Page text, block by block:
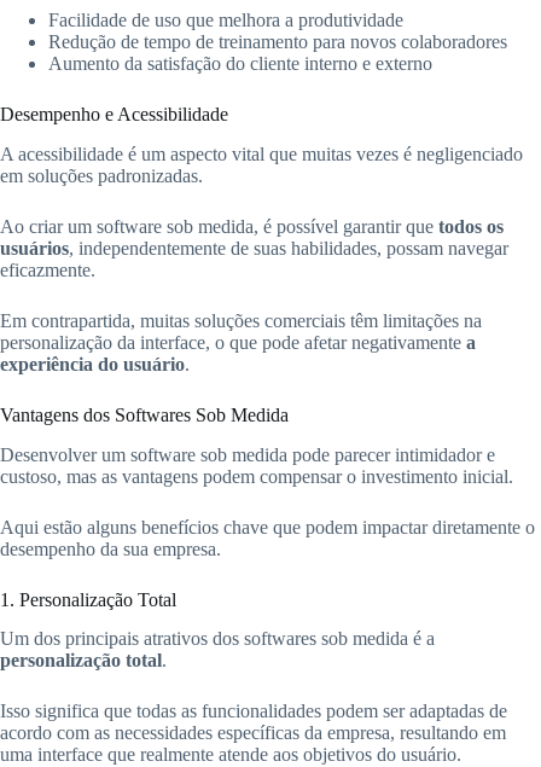
Facilidade de uso que melhora a produtividade
Redução de tempo de treinamento para novos colaboradores
Aumento da satisfação do cliente interno e externo
Desempenho e Acessibilidade
A acessibilidade é um aspecto vital que muitas vezes é negligenciado
em soluções padronizadas.
Ao criar um software sob medida, é possível garantir que todos os
usuários, independentemente de suas habilidades, possam navegar
eficazmente.
Em contrapartida, muitas soluções comerciais têm limitações na
personalização da interface, o que pode afetar negativamente a
experiência do usuário.
Vantagens dos Softwares Sob Medida
Desenvolver um software sob medida pode parecer intimidador e
custoso, mas as vantagens podem compensar o investimento inicial.
Aqui estão alguns benefícios chave que podem impactar diretamente o
desempenho da sua empresa.
1. Personalização Total
Um dos principais atrativos dos softwares sob medida é a
personalização total.
Isso significa que todas as funcionalidades podem ser adaptadas de
acordo com as necessidades específicas da empresa, resultando em
uma interface que realmente atende aos objetivos do usuário.